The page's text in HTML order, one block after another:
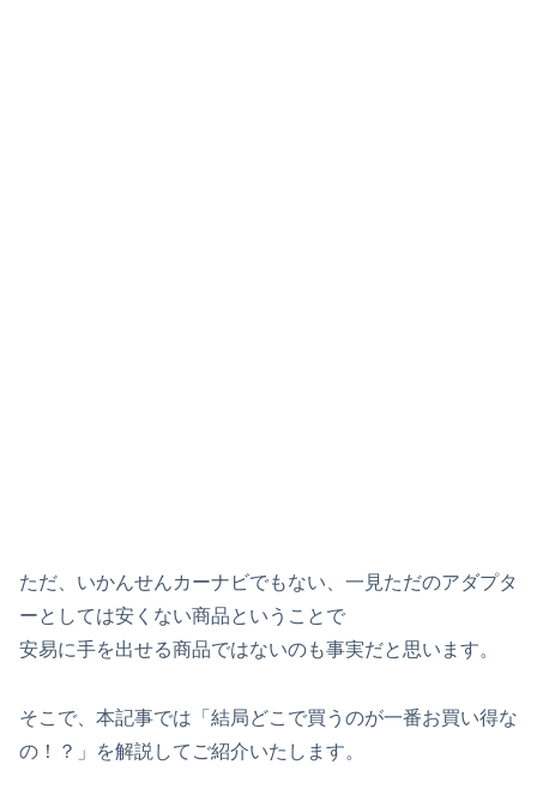
ただ、いかんせんカーナビでもない、一見ただのアダプタ
ーとしては安くない商品ということで
安易に手を出せる商品ではないのも事実だと思います。
そこで、本記事では「結局どこで買うのが一番お買い得な
の！？」を解説してご紹介いたします。